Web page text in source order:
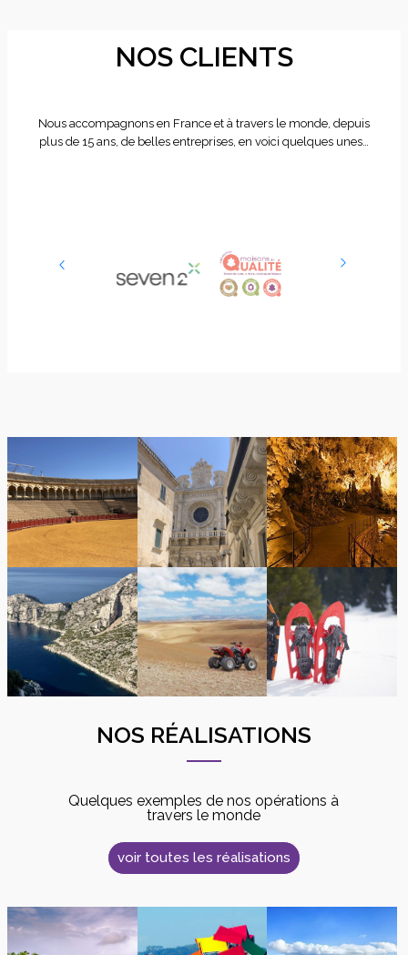
NOS CLIENTS
Nous accompagnons en France et à travers le monde, depuis
plus de 15 ans, de belles entreprises, en voici quelques unes…
NOS RÉALISATIONS
Quelques exemples de nos opérations à
travers le monde
voir toutes les réalisations